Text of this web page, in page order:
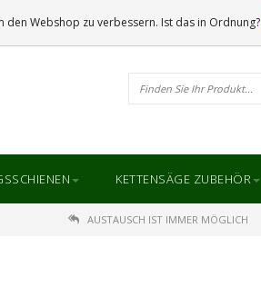
KETTENSÄGE ZUBEHÖR
AUSTAUSCH IST IMMER MÖGLICH
Webshop zu verbessern. Ist das in Ordnung?